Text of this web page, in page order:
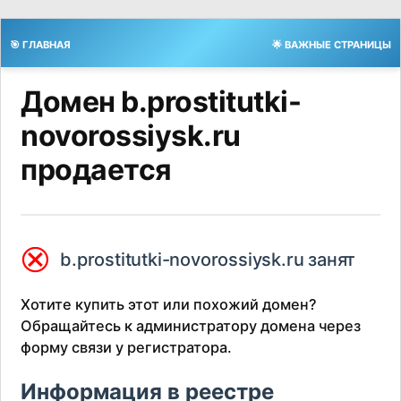
🎯 ГЛАВНАЯ 🌟 ВАЖНЫЕ СТРАНИЦЫ
Домен b.prostitutki-
novorossiysk.ru
продается
⮿ b.prostitutki-novorossiysk.ru занят
Хотите купить этот или похожий домен?
Обращайтесь к администратору домена через
форму связи у регистратора.
Информация в реестре